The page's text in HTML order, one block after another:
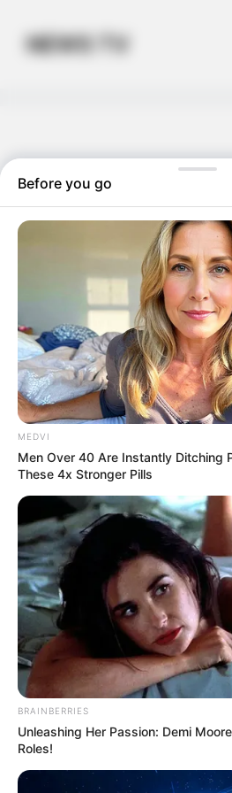
contentNEWS TV
Grosse
pour
(L’amour
le pré), un
prend feu à
mètres de
maison !
Before you go
MEDVI
Men Over 40 Are Instantly Ditching
These 4x Stronger Pills
BRAINBERRIES
Unleashing Her Passion: Demi
Roles!